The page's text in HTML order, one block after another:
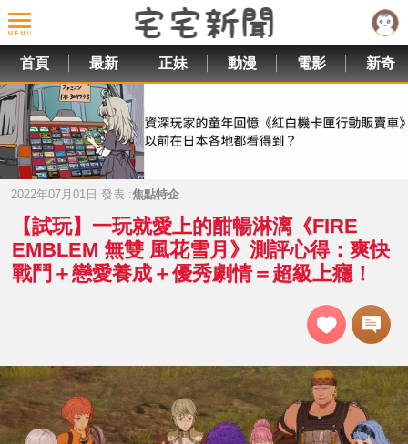
首頁 最新 正妹 動漫 電影 新奇
2022年07月01日 發表 :焦點特企
【試玩】一玩就愛上的酣暢淋漓《FIRE
EMBLEM 無雙 風花雪月》測評心得：爽快
戰鬥＋戀愛養成＋優秀劇情＝超級上癮！